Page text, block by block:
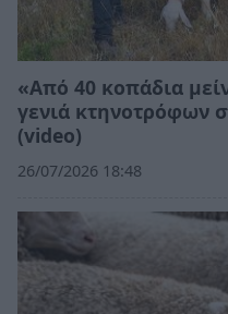
«Από 40 κοπάδια
γενιά κτηνοτρόφων
(video)
26/07/2026 18:48